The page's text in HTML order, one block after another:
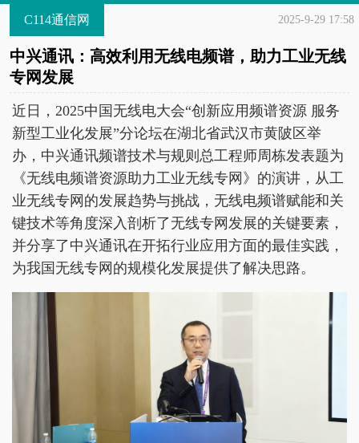
C114通信网 2025-9-29 17:58
中兴通讯：高效利用无线电频谱，助力工业无线
专网发展
近日，2025中国无线电大会“创新应用频谱资源 服务
新型工业化发展”分论坛在湖北省武汉市黄陂区举
办，中兴通讯频谱技术与规则总工程师周栋发表题为
《无线电频谱资源助力工业无线专网》的演讲，从工
业无线专网的发展趋势与挑战，无线电频谱赋能和关
键技术等角度深入剖析了无线专网发展的关键要素，
并分享了中兴通讯在开拓行业应用方面的最佳实践，
为我国无线专网的规模化发展提供了解决思路。